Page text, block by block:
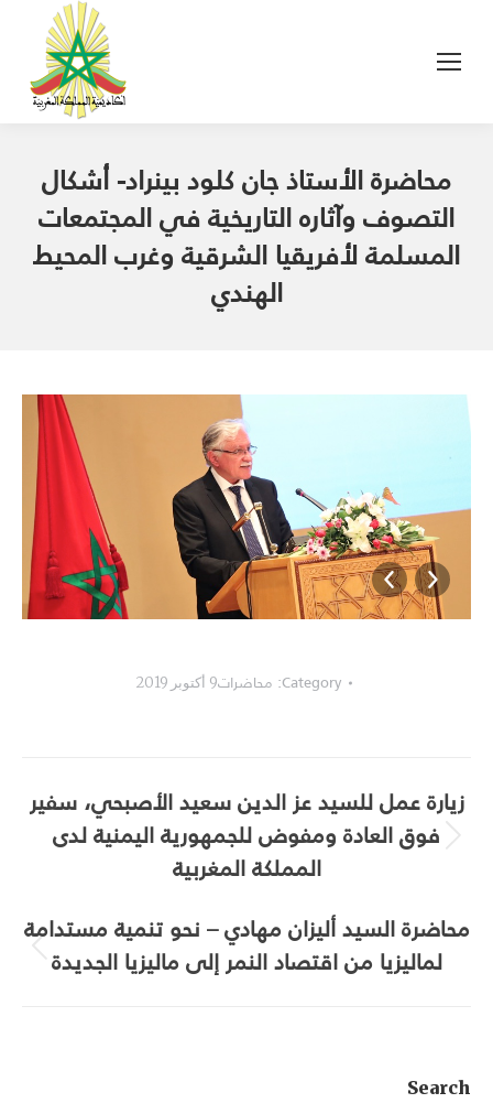
محاضرة الأستاذ جان كلود بينراد- أشكال
التصوف وآثاره التاريخية في المجتمعات
المسلمة لأفريقيا الشرقية وغرب المحيط
الهندي
B38I3494
Category: محاضرات9 أكتوبر 2019
Album
navigation
Previous
محاضرة السيد أليزان مهادي – نحو تنمية مستدامة
لماليزيا من اقتصاد النمر إلى ماليزيا الجديدة
Next
album:
زيارة عمل للسيد عز الدين سعيد الأصبحي، سفير
فوق العادة ومفوض للجمهورية اليمنية لدى
المملكة المغربية
Search